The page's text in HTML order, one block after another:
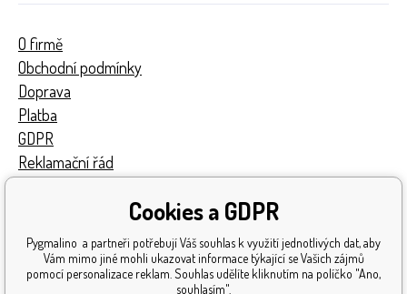
O firmě
Obchodní podmínky
Doprava
Platba
GDPR
Reklamační řád
Získaná ocenění
Katalog hraček
Mapa stránek
Cookies a GDPR
Pygmalino a partneři potřebují Váš souhlas k využití jednotlivých dat, aby
Vám mimo jiné mohli ukazovat informace týkající se Vašich zájmů
pomocí personalizace reklam. Souhlas udělíte kliknutím na políčko "Ano,
souhlasím".